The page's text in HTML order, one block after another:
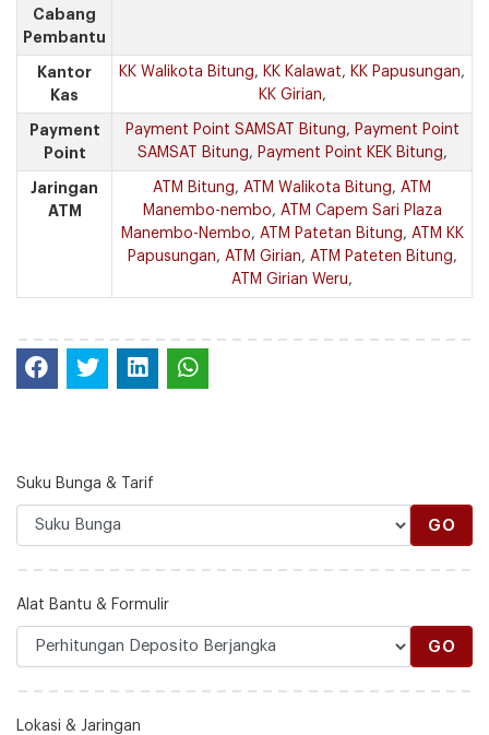
Cabang
Pembantu
Kantor
Kas
KK Walikota Bitung, KK Kalawat, KK Papusungan,
KK Girian,
Payment
Point
Payment Point SAMSAT Bitung, Payment Point
SAMSAT Bitung, Payment Point KEK Bitung,
Jaringan
ATM
ATM Bitung, ATM Walikota Bitung, ATM
Manembo-nembo, ATM Capem Sari Plaza
Manembo-Nembo, ATM Patetan Bitung, ATM KK
Papusungan, ATM Girian, ATM Pateten Bitung,
ATM Girian Weru,
Suku Bunga & Tarif
GO
Alat Bantu & Formulir
GO
Lokasi & Jaringan